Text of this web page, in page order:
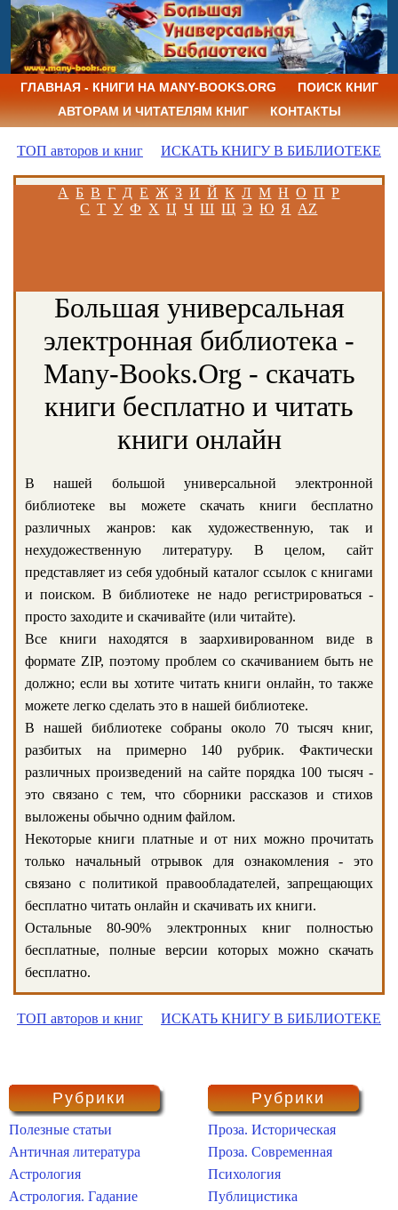
ГЛАВНАЯ - КНИГИ НА MANY-BOOKS.ORG
ПОИСК КНИГ
АВТОРАМ И ЧИТАТЕЛЯМ КНИГ
КОНТАКТЫ
ТОП авторов и книг ИСКАТЬ КНИГУ В БИБЛИОТЕКЕ
А Б В Г Д Е Ж З И Й К Л М Н О П Р
С Т У Ф Х Ц Ч Ш Щ Э Ю Я AZ
Большая универсальная
электронная библиотека -
Many-Books.Org - скачать
книги бесплатно и читать
книги онлайн
В нашей большой универсальной электронной
библиотеке вы можете скачать книги бесплатно
различных жанров: как художественную, так и
нехудожественную литературу. В целом, сайт
представляет из себя удобный каталог ссылок с книгами
и поиском. В библиотеке не надо регистрироваться -
просто заходите и скачивайте (или читайте).
Все книги находятся в заархивированном виде в
формате ZIP, поэтому проблем со скачиванием быть не
должно; если вы хотите читать книги онлайн, то также
можете легко сделать это в нашей библиотеке.
В нашей библиотеке собраны около 70 тысяч книг,
разбитых на примерно 140 рубрик. Фактически
различных произведений на сайте порядка 100 тысяч -
это связано с тем, что сборники рассказов и стихов
выложены обычно одним файлом.
Некоторые книги платные и от них можно прочитать
только начальный отрывок для ознакомления - это
связано с политикой правообладателей, запрещающих
бесплатно читать онлайн и скачивать их книги.
Остальные 80-90% электронных книг полностью
бесплатные, полные версии которых можно скачать
бесплатно.
ТОП авторов и книг ИСКАТЬ КНИГУ В БИБЛИОТЕКЕ
Рубрики
Полезные статьи
Античная литература
Астрология
Астрология. Гадание
Рубрики
Проза. Историческая
Проза. Современная
Психология
Публицистика